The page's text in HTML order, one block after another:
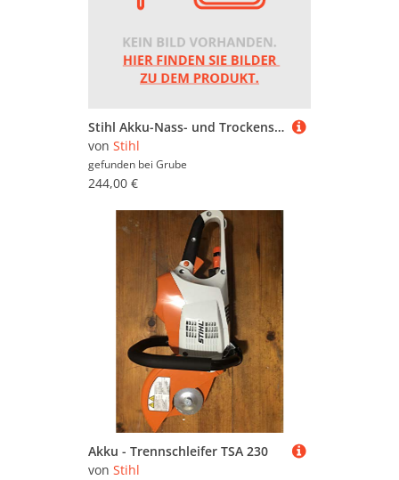
Stihl Akku-Nass- und Trockensauger SEA 100 L ohne Akku und Ladegerät
von Stihl
gefunden bei Grube
244,00 €
Akku - Trennschleifer TSA 230
von Stihl